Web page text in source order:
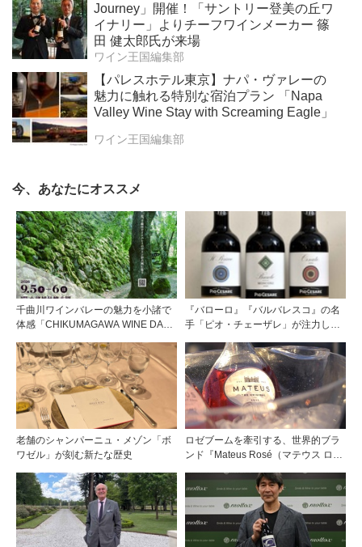
Journey」開催！「サントリー登美の丘ワ
イナリー」よりチーフワインメーカー 篠
田 健太郎氏が来場
ワイン王国編集部
【パレスホテル東京】ナパ・ヴァレーの
魅力に触れる特別な宿泊プラン 「Napa
Valley Wine Stay with Screaming Eagle」
ワイン王国編集部
今、あなたにオススメ
千曲川ワインバレーの魅力を小諸で
体感「CHIKUMAGAWA WINE DAYS
『バローロ』『バルバレスコ』の名
手「ピオ・チェーザレ」が注力し
畑）”シリーズ！
老舗のシャンパーニュ・メゾン「ボ
ワゼル」が刻む新たな歴史
ロゼブームを牽引する、世界的ブラ
ンド『Mateus Rosé（マテウス ロ